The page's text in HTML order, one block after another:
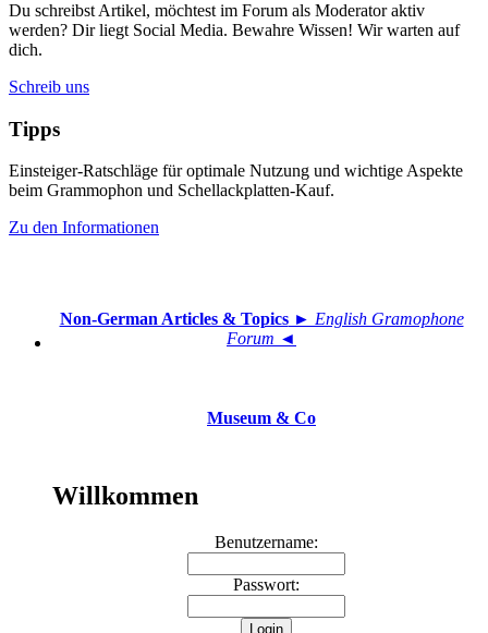
Du schreibst Artikel, möchtest im Forum als Moderator aktiv
werden? Dir liegt Social Media. Bewahre Wissen! Wir warten auf
dich.
Schreib uns
Tipps
Einsteiger-Ratschläge für optimale Nutzung und wichtige Aspekte
beim Grammophon und Schellackplatten-Kauf.
Zu den Informationen
Non-German Articles & Topics► English Gramophone
Forum ◄
Museum & Co
Willkommen
Benutzername:
Passwort: